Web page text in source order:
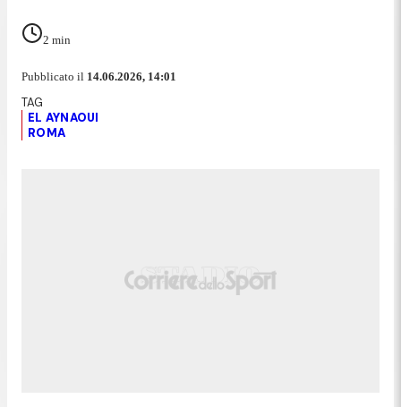
2 min
Pubblicato il 14.06.2026, 14:01
EL AYNAOUI
ROMA